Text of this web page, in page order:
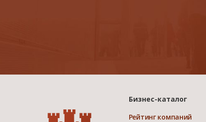
Бизнес-каталог
Рейтинг компаний